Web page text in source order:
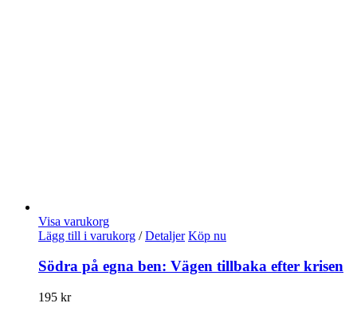
Visa varukorg
Lägg till i varukorg / Detaljer Köp nu
Södra på egna ben: Vägen tillbaka efter krisen
195 kr